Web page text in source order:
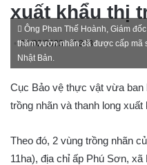
xuất khẩu thị
11/02/2023 303
Ông Phan Thế Hoành, Giám
thăm vườn nhãn đã được cấp mã
Nhật Bản.
Cục Bảo vệ thực vật vừa ban
trồng nhãn và thanh long
Theo đó, 2 vùng trồng nhãn
11ha), địa chỉ ấp Phú Sơn,